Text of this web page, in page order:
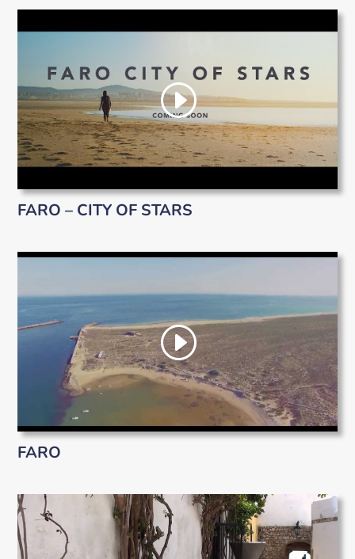
FARO – CITY OF STARS
FARO